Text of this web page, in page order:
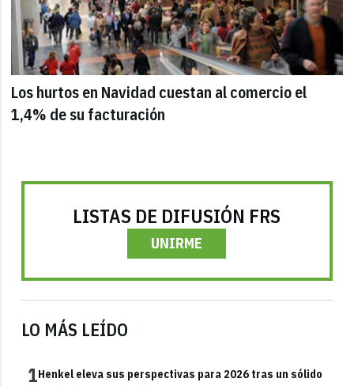
Los hurtos en Navidad cuestan al comercio el
1,4% de su facturación
LISTAS DE DIFUSIÓN FRS
UNIRME
LO MÁS LEÍDO
1Henkel eleva sus perspectivas para 2026 tras un sólido